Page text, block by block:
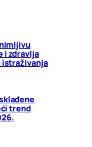
i zdravlja
istraživanja
trend